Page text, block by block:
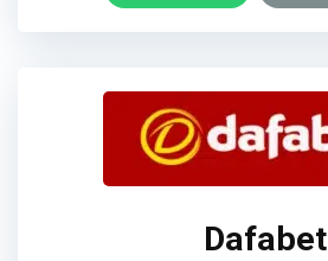
Dafabet